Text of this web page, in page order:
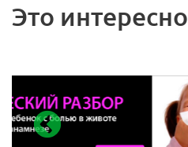
Это интересно